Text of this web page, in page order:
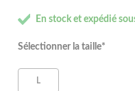
En stock et expédié
Sélectionner la taille*
L